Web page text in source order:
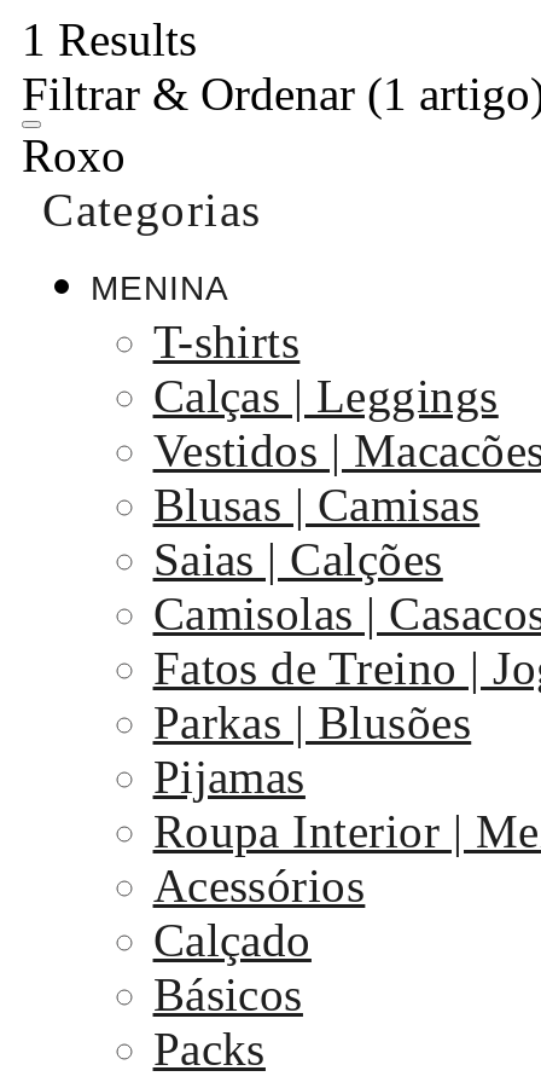
1 Results
Filtrar & Ordenar (1
Roxo
Categorias
MENINA
T-shirts
Calças | Leggings
Vestidos |
Blusas | Camisas
Saias | Calções
Camisolas |
Fatos de Treino |
Parkas | Blusões
Pijamas
Roupa Interior |
Acessórios
Calçado
Básicos
Packs